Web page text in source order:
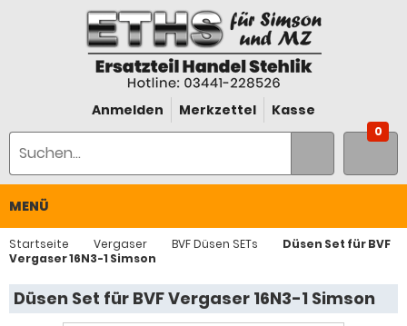
Anmelden Merkzettel Kasse
0
MENÜ
Startseite Vergaser BVF Düsen SETs
Düsen Set für BVF
Vergaser 16N3-1 Simson
Düsen Set für BVF Vergaser 16N3-1 Simson